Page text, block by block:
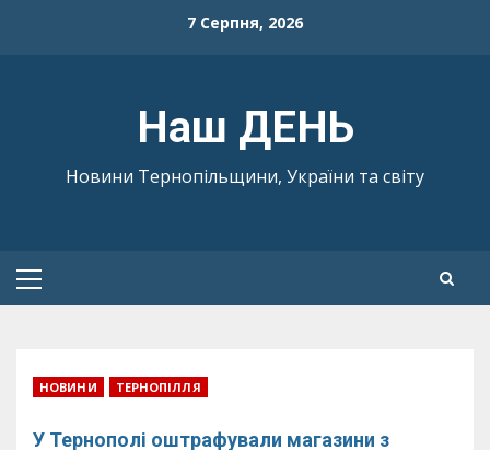
7 Серпня, 2026
Наш ДЕНЬ
Новини Тернопільщини, України та світу
Primary
НОВИНИ ТЕРНОПІЛЛЯ
У Тернополі оштрафували магазини з